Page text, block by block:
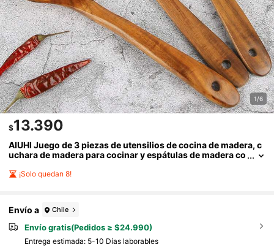
1/6
$13.390
AIUHI Juego de 3 piezas de utensilios de cocina de madera, c
uchara de madera para cocinar y espátulas de madera co
¡Solo quedan 8!
Envío a Chile
Envío gratis(Pedidos ≥ $24.990)
Entrega estimada: 5-10 Días laborables